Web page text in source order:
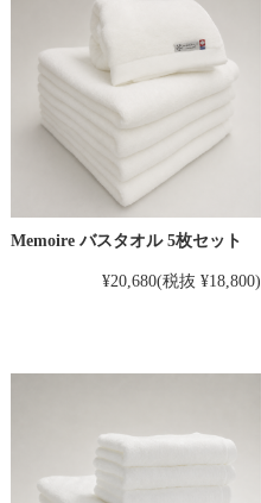
Memoire バスタオル 5枚セット
¥20,680(税抜 ¥18,800)